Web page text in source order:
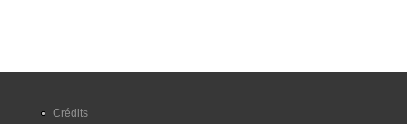
Crédits